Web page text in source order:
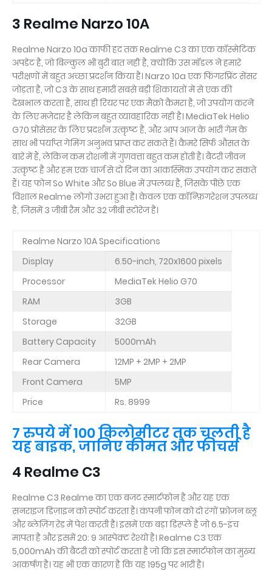
3 Realme Narzo 10A
Realme Narzo 10a काफी हद तक Realme C3 का एक कॉस्मेटिक
अपडेट है, जो बिल्कुल भी बुरी बात नहीं है, क्योंकि उस मॉडल ने हमारे
परीक्षणों में बहुत अच्छा प्रदर्शन किया है। Narzo 10a एक फिंगरप्रिंट सेंसर
जोड़ता है, जो C3 के साथ हमारी सबसे बड़ी शिकायतों में से एक की
देखभाल करता है, साथ ही रियर पर एक मैक्रो कैमरा है, जो उपयोग करने
के लिए मजेदार है लेकिन बहुत व्यावहारिक नहीं है। MediaTek Helio
G70 प्रोसेसर के लिए प्रदर्शन उत्कृष्ट है, और आप आज के भारी गेम के
साथ भी पर्याप्त गेमिंग अनुभव प्राप्त कर सकते हैं। कैमरे सिर्फ औसत के
बारे में हैं, लेकिन कम रोशनी में गुणवत्ता बहुत कम होती है। बैटरी जीवन
उत्कृष्ट है और हम एक चार्ज से दो दिन का आकस्मिक उपयोग कर सकते
हैं। यह फोन So White और So Blue में उपलब्ध है, जिसके पीछे एक
विशाल Realme लोगो उभरा हुआ है। केवल एक कॉन्फ़िगरेशन उपलब्ध
है, जिसमें 3 जीबी रैम और 32 जीबी स्टोरेज है।
Realme Narzo 10A Specifications
Display
6.50-inch, 720x1600 pixels
Processor
MediaTek Helio G70
RAM
3GB
Storage
32GB
Battery Capacity
5000mAh
Rear Camera
12MP + 2MP + 2MP
Front Camera
5MP
Price
Rs. 8999
7 रुपये में 100 किलोमीटर तक चलती है
यह बाइक, जानिए कीमत और फीचर्स
4 Realme C3
Realme C3 Realme का एक बजट स्मार्टफोन है और यह एक
सनराइज डिज़ाइन को स्पोर्ट करता है। कंपनी फोन को दो रंगों फ्रोजन ब्लू
और ब्लेज़िंग रेड में पेश करती है। इसमें एक बड़ा डिस्प्ले है जो 6.5-इंच
मापता है और इसमें 20: 9 आस्पेक्ट रेश्यो है। Realme C3 एक
5,000mAh की बैटरी को स्पोर्ट करता है जो कि इस स्मार्टफोन का मुख्य
आकर्षण है। यह भी एक कारण है कि यह 195g पर भारी है।